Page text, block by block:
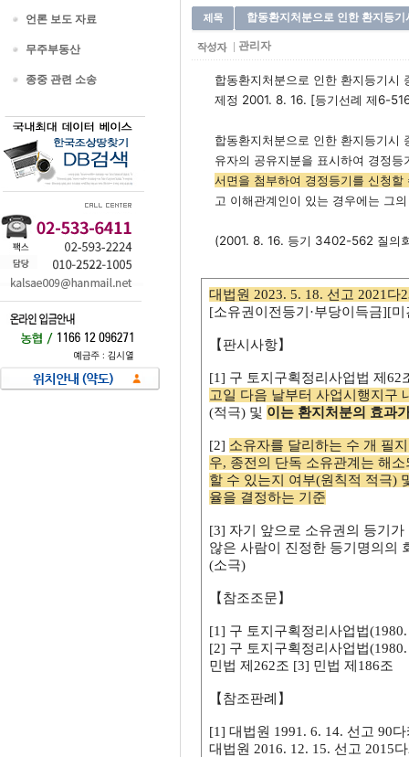
언론 보도 자료
무주부동산
종중 관련 소송
합동환지처분으로 인한 환지등
관리자
합동환지처분으로 인한 환지등기시
제정 2001. 8. 16. [등기선례 제6-
합동환지처분으로 인한 환지등기시
유자의 공유지분을 표시하여 경정
서면을 첨부하여 경정등기를 신청할
고 이해관계인이 있는 경우에는 그
(2001. 8. 16. 등기 3402-562 질의
대법원 2023. 5. 18. 선고 2021다
[소유권이전등기·부당이득금][미
【판시사항】
[1] 구 토지구획정리사업법 제62
고일 다음 날부터 사업시행지구
(적극) 및 이는 환지처분의 효과
[2] 소유자를 달리하는 수 개 필
우, 종전의 단독 소유관계는 해
할 수 있는지 여부(원칙적 적극)
율을 결정하는 기준
[3] 자기 앞으로 소유권의 등기
않은 사람이 진정한 등기명의의
(소극)
【참조조문】
[1] 구 토지구획정리사업법
[2] 구 토지구획정리사업법
민법 제262조 [3] 민법 제186조
【참조판례】
[1] 대법원 1991. 6. 14. 선고 90
대법원 2016. 12. 15. 선고 2015